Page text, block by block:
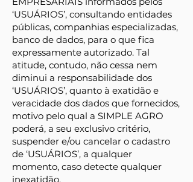
‘USUÁRIOS’, consultando entidades
públicas, companhias especializadas,
banco de dados, para o que fica
expressamente autorizado. Tal
atitude, contudo, não cessa nem
diminui a responsabilidade dos
‘USUÁRIOS’, quanto à exatidão e
veracidade dos dados que fornecidos,
motivo pelo qual a SIMPLE AGRO
poderá, a seu exclusivo critério,
suspender e/ou cancelar o cadastro
de ‘USUÁRIOS’, a qualquer
momento, caso detecte qualquer
inexatidão.